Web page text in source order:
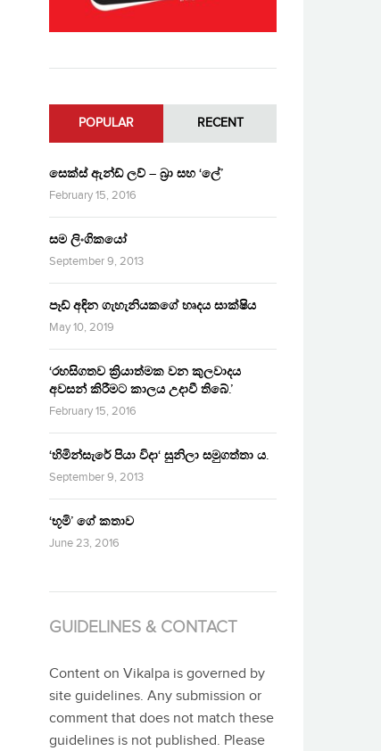
POPULAR RECENT
සෙක්ස් ඇන්ඩ් ලව් – බ්‍රා සහ ‘ලේ’
February 15, 2016
සම ලිංගිකයෝ
September 9, 2013
පෑඩ් අඳින ගැහැනියකගේ හෘදය සාක්ෂිය
May 10, 2019
‘රහසිගතව ක්‍රියාත්මක වන කුලවාදය
අවසන් කිරීමට කාලය උදාවී තිබේ.’
February 15, 2016
‘හිමින්සැරේ පියා විදා‘ සුනිලා සමුගත්තා ය.
September 9, 2013
‘භූමි’ ගේ කතාව
June 23, 2016
GUIDELINES & CONTACT
Content on Vikalpa is governed by
site guidelines. Any submission or
comment that does not match these
guidelines is not published. Please